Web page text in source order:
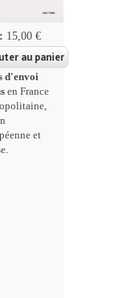
15,00 €
d'envoi
en France
et